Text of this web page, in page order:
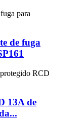
de fuga
13A de